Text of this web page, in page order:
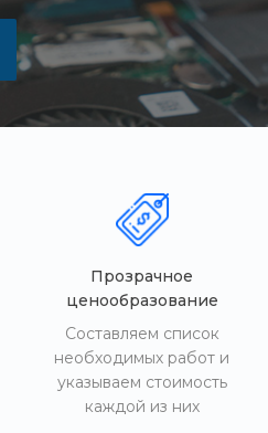
Прозрачное
ценообразование
Составляем список
необходимых работ и
указываем стоимость
каждой из них